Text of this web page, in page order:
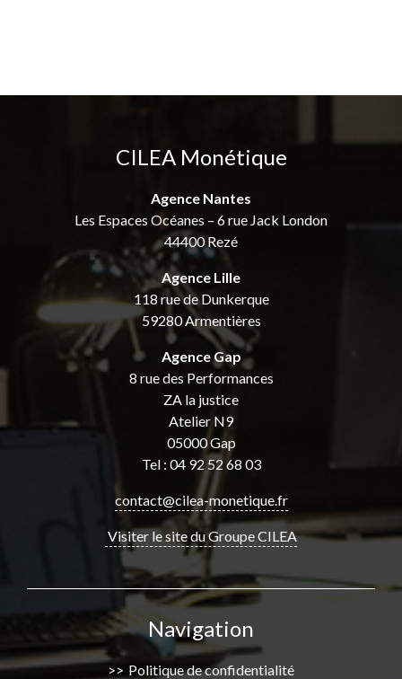
CILEA Monétique
Agence Nantes
Les Espaces Océanes – 6 rue Jack London
44400 Rezé
Agence Lille
118 rue de Dunkerque
59280 Armentières
Agence Gap
8 rue des Performances
ZA la justice
Atelier N9
05000 Gap
Tel : 04 92 52 68 03
contact@cilea-monetique.fr
Visiter le site du Groupe CILEA
Navigation
Politique de confidentialité